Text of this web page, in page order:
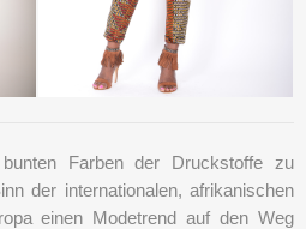
Farben der Druckstoffe zu
der internationalen, afrikanischen
einen Modetrend auf den Weg